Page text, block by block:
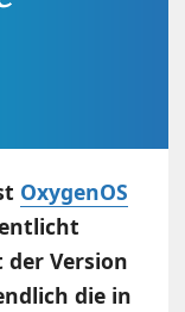
OxygenOS
Version
die in